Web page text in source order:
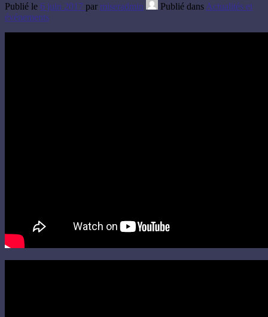
Publié le 6 juin 2017 par miseradmin Publié dans Actualités et
événements